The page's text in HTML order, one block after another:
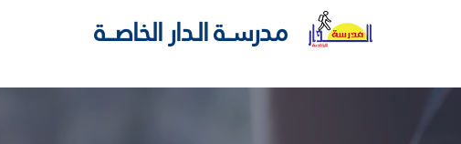
مـدرســـة الــدار الـخـاصـــــة